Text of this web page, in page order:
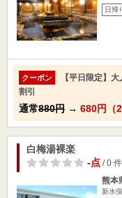
日帰
クーポン
【平日限定】
割引
通常880円 → 680円（
白梅湯裸楽
-点/ 0 件
熊本
新水